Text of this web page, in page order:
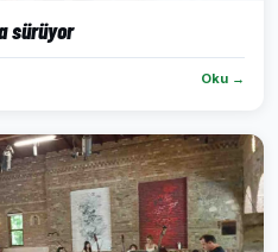
sürüyor
Oku →